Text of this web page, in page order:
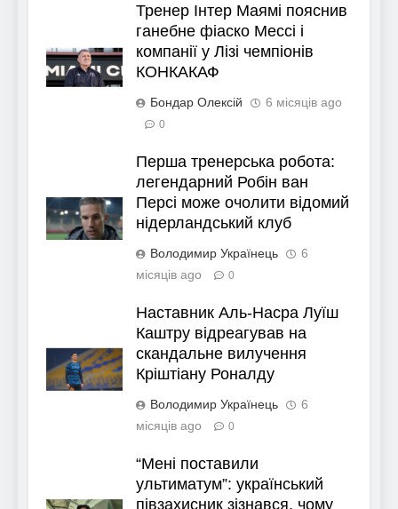
Тренер Інтер Маямі пояснив
ганебне фіаско Мессі і
компанії у Лізі чемпіонів
КОНКАКАФ
Бондар Олексій 6 місяців ago
0
Перша тренерська робота:
легендарний Робін ван
Персі може очолити відомий
нідерландський клуб
Володимир Українець
6
місяців ago
0
Наставник Аль-Насра Луїш
Каштру відреагував на
скандальне вилучення
Кріштіану Роналду
Володимир Українець
6
місяців ago
0
“Мені поставили
ультиматум”: український
півзахисник зізнався, чому